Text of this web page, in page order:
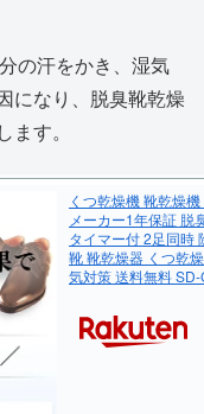
の汗をかき、湿気
になり、脱臭靴乾燥
す。
くつ乾燥機 靴乾燥
メーカー1年保証 脱
タイマー付 2足同時
靴 靴乾燥器 くつ乾
気対策 送料無料